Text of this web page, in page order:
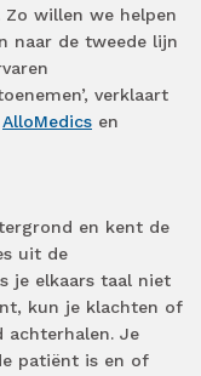
willen we helpen
naar de tweede lijn
verklaart
AlloMedics en
en kent de
uit de
je elkaars taal niet
kun je klachten of
achterhalen. Je
patiënt is en of